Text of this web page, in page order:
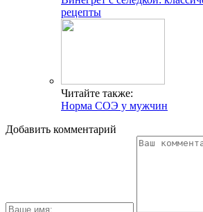
рецепты
Читайте также:
Норма СОЭ у мужчин
Добавить комментарий